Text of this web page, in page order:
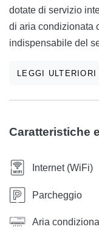
dotate di servizio
di aria condizionata
indispensabile del
interessato a
LEGGI ULTERIORI
Caratteristiche
Internet (WiFi)
Parcheggio
Aria